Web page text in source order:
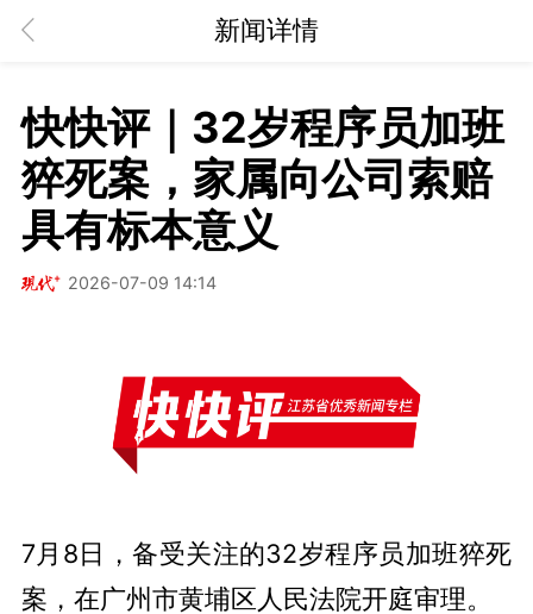
新闻详情
快快评｜32岁程序员加班
猝死案，家属向公司索赔
具有标本意义
2026-07-09 14:14
7月8日，备受关注的32岁程序员加班猝死
案，在广州市黄埔区人民法院开庭审理。